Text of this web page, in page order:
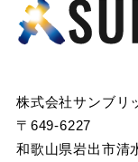
株式会社サンブリ
〒649-6227
和歌山県岩出市清